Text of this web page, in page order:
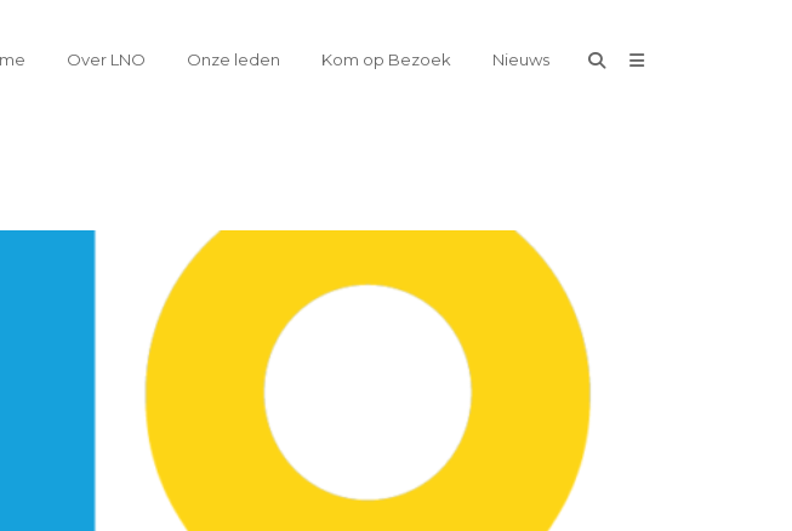
Over LNO Onze leden Kom op Bezoek Nieuws